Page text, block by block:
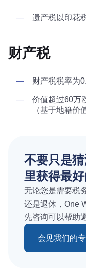
遗产税以印花
财产税
财产税税率为
价值超过60万
（基于地籍价
不要只是
里获得最
无论您是需要税
还是退休，One
先咨询可以帮助
会见我们的